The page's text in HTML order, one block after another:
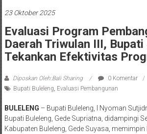
23 Oktober 2025
Evaluasi Program
Daerah Triwulan III,
Tekankan Efektivitas
Diposkan Oleh:Bali Sharing
0 Komentar
Bupati Buleleng Evaluasi Pembangunan
BULELENG – Bupati Buleleng, I Nyoman
Bupati Buleleng, Gede Supriatna, didampingi
Kabupaten Buleleng, Gede Suyasa, memimpin